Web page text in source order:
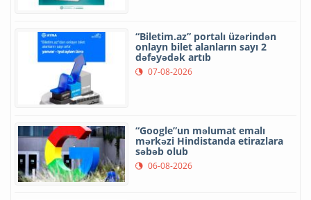
“Biletim.az” portalı üzərindən
onlayn bilet alanların sayı 2
dəfəyədək artıb
07-08-2026
“Google”un məlumat emalı
mərkəzi Hindistanda etirazlara
səbəb olub
06-08-2026